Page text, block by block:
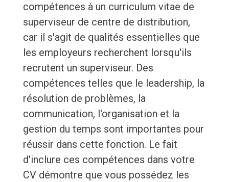
compétences à un curriculum vitae de
superviseur de centre de distribution,
car il s'agit de qualités essentielles que
les employeurs recherchent lorsqu'ils
recrutent un superviseur. Des
compétences telles que le leadership, la
résolution de problèmes, la
communication, l'organisation et la
gestion du temps sont importantes pour
réussir dans cette fonction. Le fait
d'inclure ces compétences dans votre
CV démontre que vous possédez les